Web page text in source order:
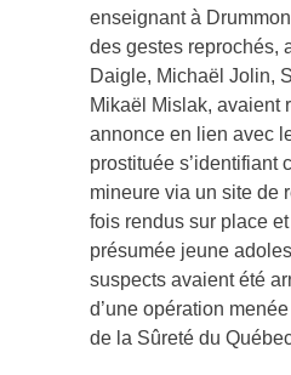
enseignant à
des gestes reprochés,
Daigle, Michaël Jolin,
Mikaël Mislak, avaient
annonce en lien avec
prostituée s’identifiant
mineure via un site de
fois rendus sur place
présumée jeune
suspects avaient été
d’une opération
de la Sûreté du